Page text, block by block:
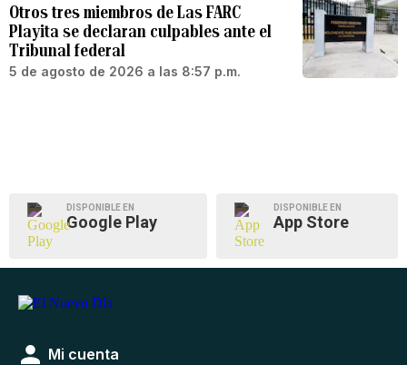
Otros tres miembros de Las FARC
Playita se declaran culpables ante el
Tribunal federal
5 de agosto de 2026 a las 8:57 p.m.
DISPONIBLE EN
Google Play
DISPONIBLE EN
App Store
Mi cuenta